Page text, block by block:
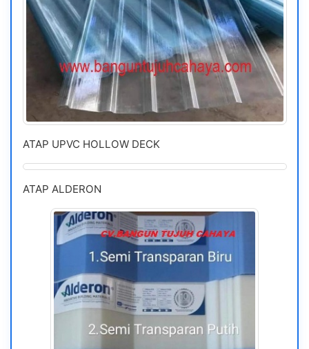
ATAP UPVC HOLLOW DECK
ATAP ALDERON